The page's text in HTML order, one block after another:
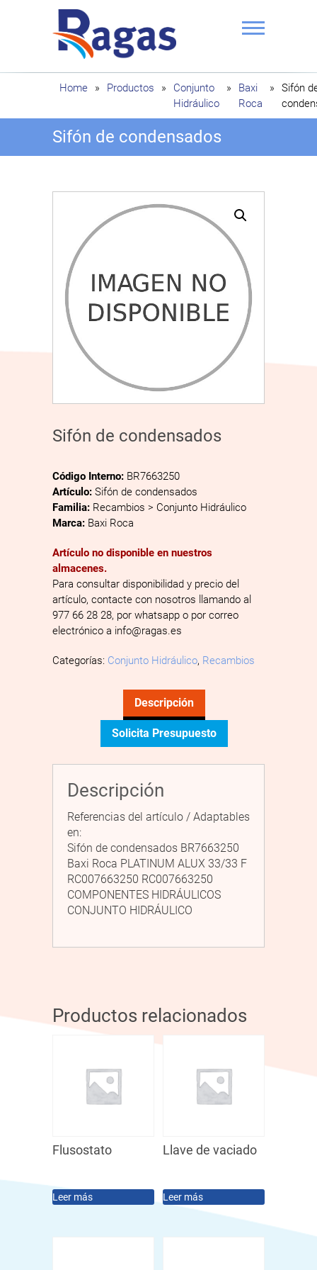
Ragas
Home » Productos »
Conjunto
Hidráulico
»
Baxi
Roca
»
Sifón
Sifón de condensados
Sifón de condensados
Código Interno: BR7663250
Artículo: Sifón de condensados
Familia: Recambios > Conjunto Hidráulico
Marca: Baxi Roca
Artículo no disponible en nuestros
almacenes.
Para consultar disponibilidad y precio del
artículo, contacte con nosotros llamando al
977 66 28 28, por whatsapp o por correo
electrónico a info@ragas.es
Categorías: Conjunto Hidráulico, Recambios
Descripción
Solicita Presupuesto
Descripción
Referencias del artículo / Adaptables
en:
Sifón de condensados BR7663250
Baxi Roca PLATINUM ALUX 33/33 F
RC007663250 RC007663250
COMPONENTES HIDRÁULICOS
CONJUNTO HIDRÁULICO
Productos relacionados
Flusostato
Leer más
Llave de vaciado
Leer más